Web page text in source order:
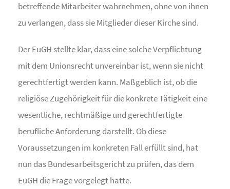
betreffende Mitarbeiter wahrnehmen, ohne von ihnen
zu verlangen, dass sie Mitglieder dieser Kirche sind.
Der EuGH stellte klar, dass eine solche Verpflichtung
mit dem Unionsrecht unvereinbar ist, wenn sie nicht
gerechtfertigt werden kann. Maßgeblich ist, ob die
religiöse Zugehörigkeit für die konkrete Tätigkeit eine
wesentliche, rechtmäßige und gerechtfertigte
berufliche Anforderung darstellt. Ob diese
Voraussetzungen im konkreten Fall erfüllt sind, hat
nun das Bundesarbeitsgericht zu prüfen, das dem
EuGH die Frage vorgelegt hatte.